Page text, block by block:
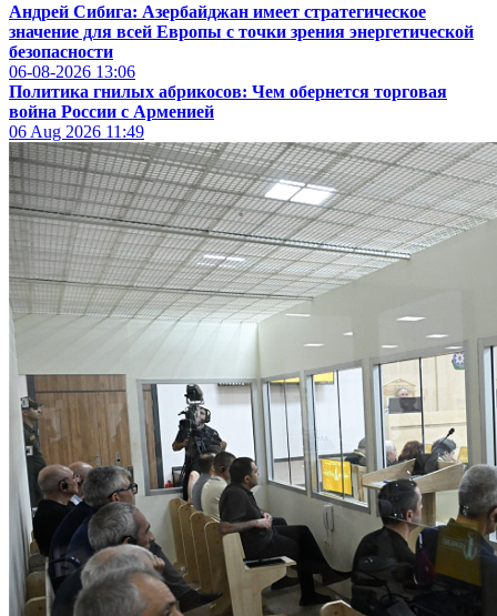
Андрей Сибига: Азербайджан имеет стратегическое
значение для всей Европы с точки зрения энергетической
безопасности
06-08-2026 13:06
Политика гнилых абрикосов: Чем обернется торговая
война России с Арменией
06 Aug 2026 11:49